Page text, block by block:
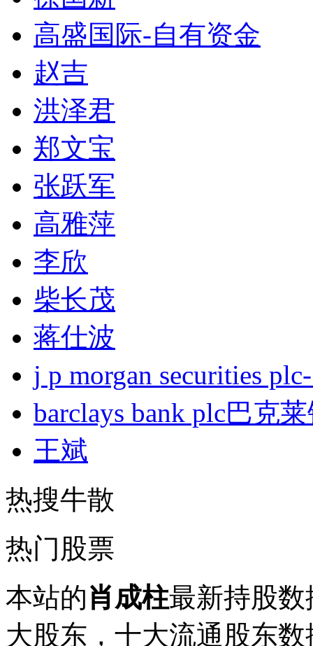
高盛国际-自有资金
赵吉
洪泽君
郑文宝
张跃军
高雅萍
李欣
柴长茂
蒋仕波
j p morgan securities
barclays bank plc巴克
王斌
热搜牛散
热门股票
本站的肖成柱最新持股
大股东，十大流通股东